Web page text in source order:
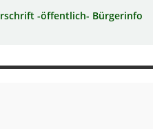
-öffentlich- Bürgerinfo